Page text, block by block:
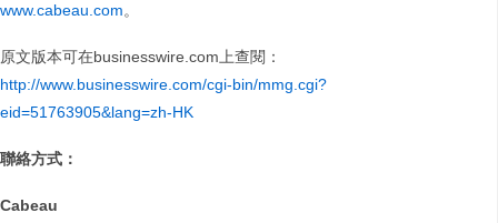
www.cabeau.com。
原文版本可在businesswire.com上查閱：
http://www.businesswire.com/cgi-bin/mmg.cgi?
eid=51763905&lang=zh-HK
聯絡方式：
Cabeau